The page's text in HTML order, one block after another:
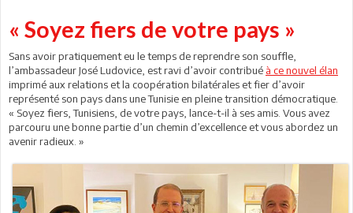
« Soyez fiers de votre pays »
Sans avoir pratiquement eu le temps de reprendre son souffle,
l’ambassadeur José Ludovice, est ravi d’avoir contribué à ce nouvel élan
imprimé aux relations et la coopération bilatérales et fier d’avoir
représenté son pays dans une Tunisie en pleine transition démocratique.
« Soyez fiers, Tunisiens, de votre pays, lance-t-il à ses amis. Vous avez
parcouru une bonne partie d’un chemin d’excellence et vous abordez un
avenir radieux. »